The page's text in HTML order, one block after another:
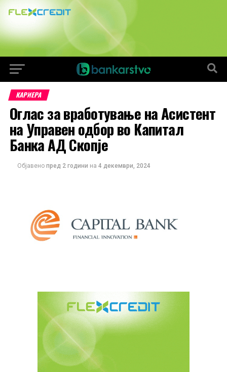
КАРИЕРА
Оглас за вработување на Асистент
на Управен одбор во Капитал
Банка АД Скопје
Објавено пред 2 години на 4 декември, 2024